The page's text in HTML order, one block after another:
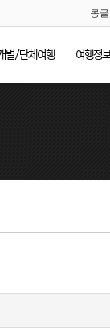
몽
별/단체여행 여행정보